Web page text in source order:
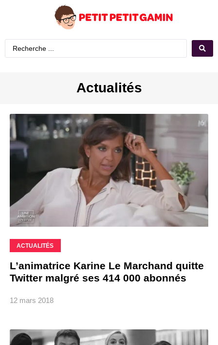
Actualités
ACTUALITÉS
L’animatrice Karine Le Marchand quitte
Twitter malgré ses 414 000 abonnés
12 mars 2018